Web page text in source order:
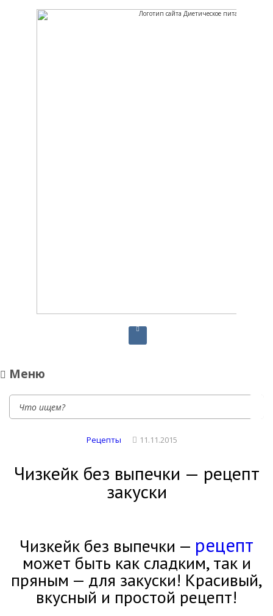
Диетическое питание
Диетическое питание — рецепты на каждый день
Меню
Рецепты 11.11.2015
Чизкейк без выпечки — рецепт
закуски
Чизкейк без выпечки — рецепт
может быть как сладким, так и
пряным — для закуски! Красивый,
вкусный и простой рецепт!